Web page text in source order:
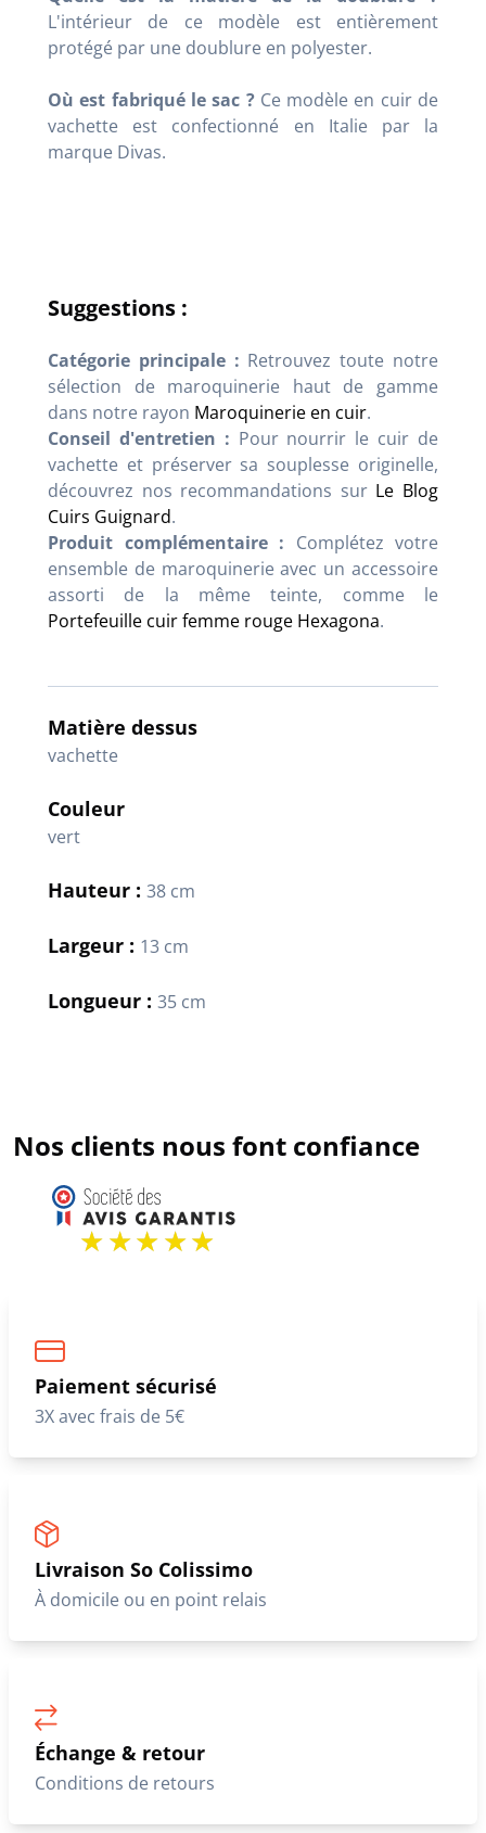
L'intérieur de ce modèle est entièrement
protégé par une doublure en polyester.
Où est fabriqué le sac ?Ce modèle en cuir de
vachette est confectionné en Italie par la
marque Divas.
Suggestions :
Catégorie principale : Retrouvez toute notre
sélection de maroquinerie haut de gamme
dans notre rayon Maroquinerie en cuir.
Conseil d'entretien : Pour nourrir le cuir de
vachette et préserver sa souplesse originelle,
découvrez nos recommandations sur Le Blog
Cuirs Guignard.
Produit complémentaire : Complétez votre
ensemble de maroquinerie avec un accessoire
assorti de la même teinte, comme le
Portefeuille cuir femme rouge Hexagona.
Matière dessus
vachette
Couleur
vert
Hauteur : 38 cm
Largeur : 13 cm
Longueur : 35 cm
Nos clients nous font confiance
Paiement sécurisé
3X avec frais de 5€
Livraison So Colissimo
À domicile ou en point relais
Échange & retour
Conditions de retours